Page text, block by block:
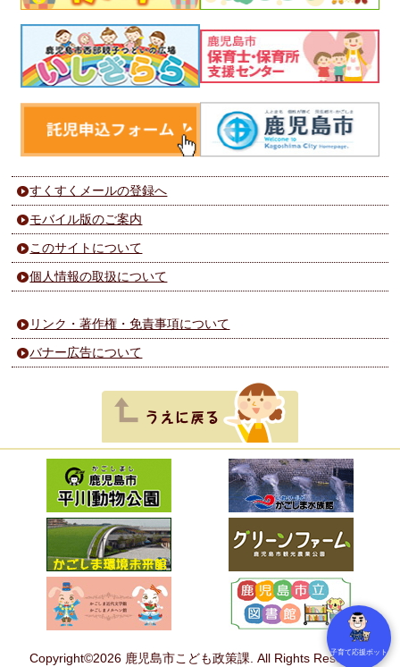
すくすくメールの登録へ
モバイル版のご案内
このサイトについて
個人情報の取扱について
リンク・著作権・免責事項について
バナー広告について
Copyright©2026 鹿児島市こども政策課. All Rights Reserved.
子育て応援ボット